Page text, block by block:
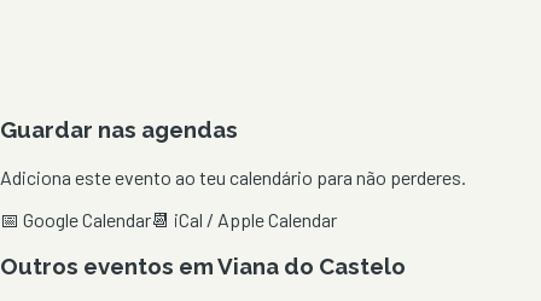
Guardar nas agendas
Adiciona este evento ao teu calendário para não perderes.
📅 Google Calendar📆 iCal / Apple Calendar
Outros eventos emViana do Castelo